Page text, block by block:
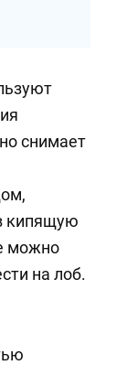
снимает
кипящую
можно
на лоб.